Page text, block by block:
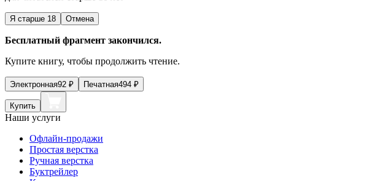
Я старше 18 Отмена
Бесплатный фрагмент закончился.
Купите книгу, чтобы продолжить чтение.
Электронная92 ₽ Печатная494 ₽
Купить
Наши услуги
Офлайн-продажи
Простая верстка
Ручная верстка
Буктрейлер